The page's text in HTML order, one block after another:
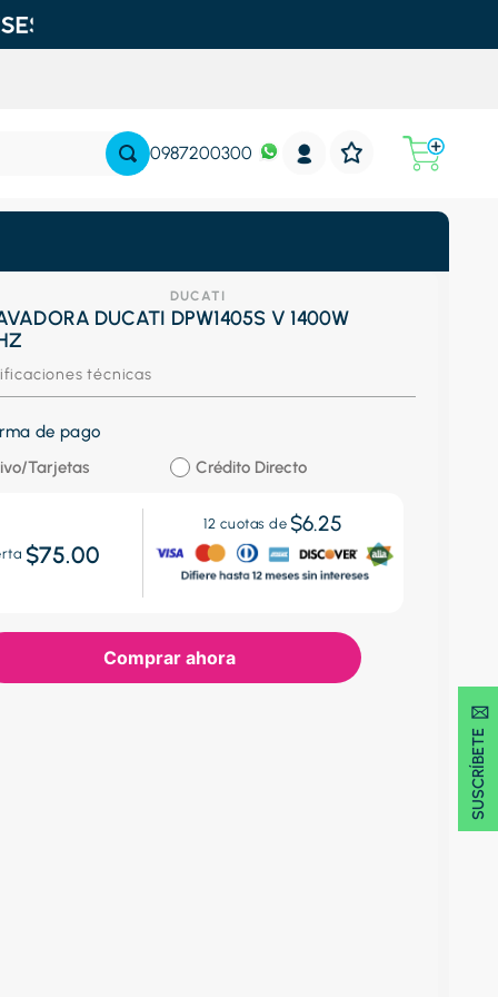
0987200300
SUSCRÍBETE 🖂
DUCATI
DUCATI DPW1405S V 1400W
técnicas
de pago
Tarjetas
Crédito Directo
$75.00
12 cuotas de $6.25
Comprar ahora